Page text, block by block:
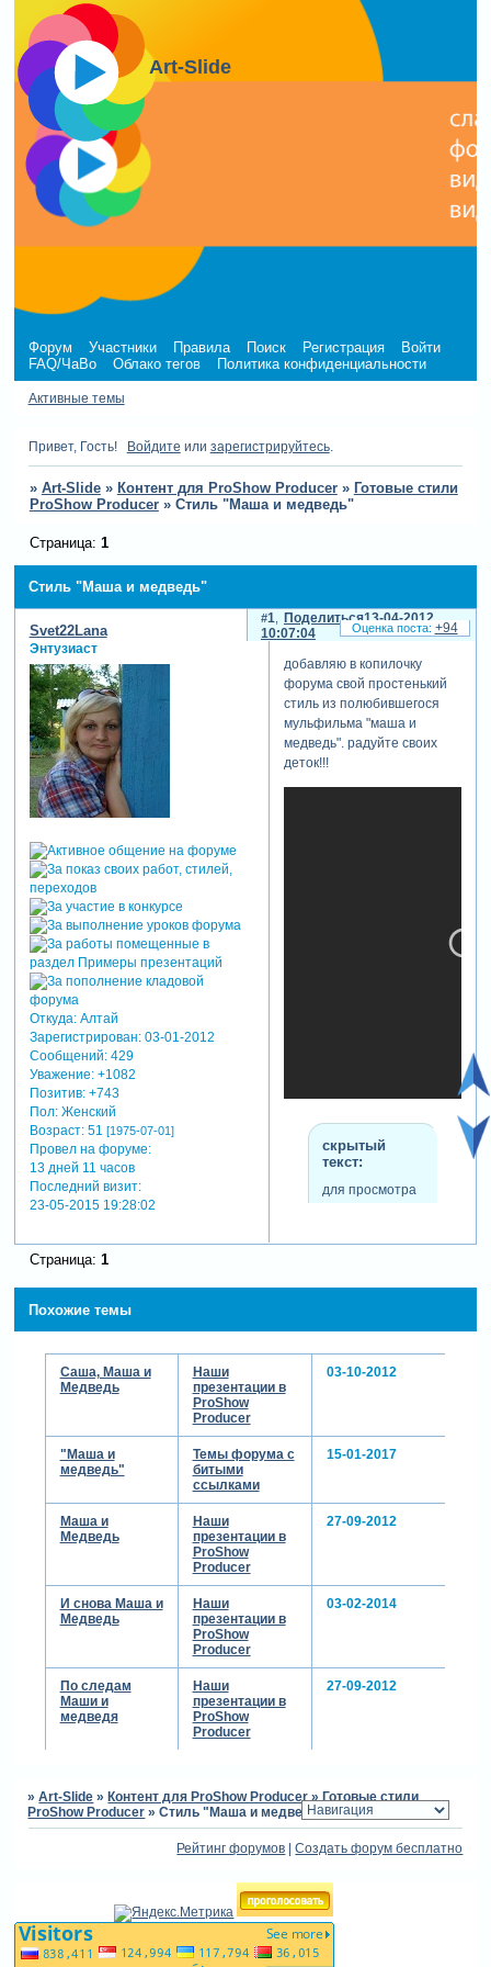
Art-Slide
Форум Участники Правила Поиск Регистрация
Войти
FAQ/ЧаВо
Облако тегов Политика конфиденциальности
Активные темы
Привет, Гость! Войдите или зарегистрируйтесь.
» Art-Slide » Контент для ProShow Producer » Готовые стили
ProShow Producer » Стиль "Маша и медведь"
Стиль "Маша и медведь"
Страница: 1
Поделиться
1
13-04-2012
10:07:04
Svet22Lana
Энтузиаст
Откуда:Алтай
Зарегистрирован: 03-01-2012
Сообщений:429
Уважение: +1082
Позитив: +743
Пол:Женский
Возраст:51 [1975-07-01]
Провел на форуме:
13 дней 11 часов
Последний визит:
23-05-2015 19:28:02
добавляю в копилочку
форума свой простенький
стиль из полюбившегося
мульфильма "маша и
медведь". радуйте своих
деток!!!
скрытый
текст:
для просмотра
Зарегистрируйтесь,
ссылкиили
теги: маша и медведь,
proshow producer,стили
+94
Страница: 1
Похожие темы
Саша, Маша и
Медведь
Наши
презентации в
ProShow
Producer
03-10-2012
"Маша и
медведь"
Темы форума с
битыми
ссылками
15-01-2017
Маша и
Медведь
Наши
презентации в
ProShow
Producer
27-09-2012
И снова Маша и
Медведь
Наши
презентации в
ProShow
Producer
03-02-2014
По следам
Маши и
медведя
Наши
презентации в
ProShow
Producer
27-09-2012
»Art-Slide »Контент для ProShow Producer »Готовые стили
ProShow Producer »Стиль "Маша и медведь"
Рейтинг форумов |Создать форум бесплатно